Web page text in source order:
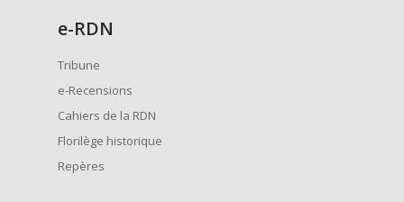
e-RDN
Tribune
e-Recensions
Cahiers de la RDN
Florilège historique
Repères